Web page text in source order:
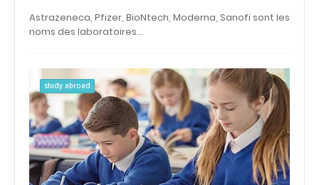
Astrazeneca, Pfizer, BioNtech, Moderna, Sanofi sont les
noms des laboratoires…
study abroad